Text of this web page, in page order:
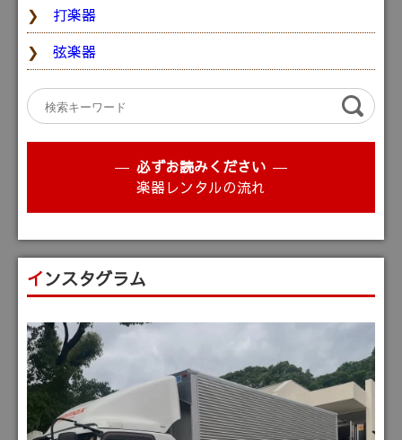
打楽器
弦楽器
必ずお読みください
楽器レンタルの流れ
インスタグラム